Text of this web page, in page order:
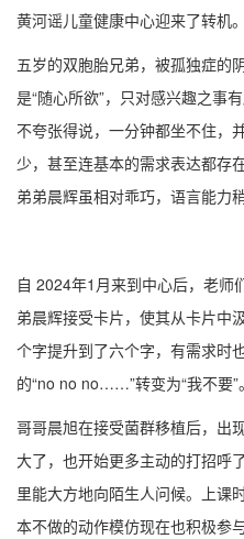
黄河谣儿童健康中心迎来了转机。
五岁的双胞胎兄弟，被孤独症的
是“随心所欲”，只对感兴趣之事
不夸张得说，一分钟都坐不住，
少，甚至连基本的需求表达都存
弟弟晨辉虽相对乖巧，语言能力
自 2024年1月来到中心后，老师
弟晨辉接受卡片，使其从卡片中
个字提升到了六个字，有需求时
的“no no no……”转变为“我不要”。
哥哥晨旭在接受菌群移植后，出
大了，也开始更多主动的打招呼
里能大方地向陌生人问候。上课
本不做的动作模仿现在也积极参